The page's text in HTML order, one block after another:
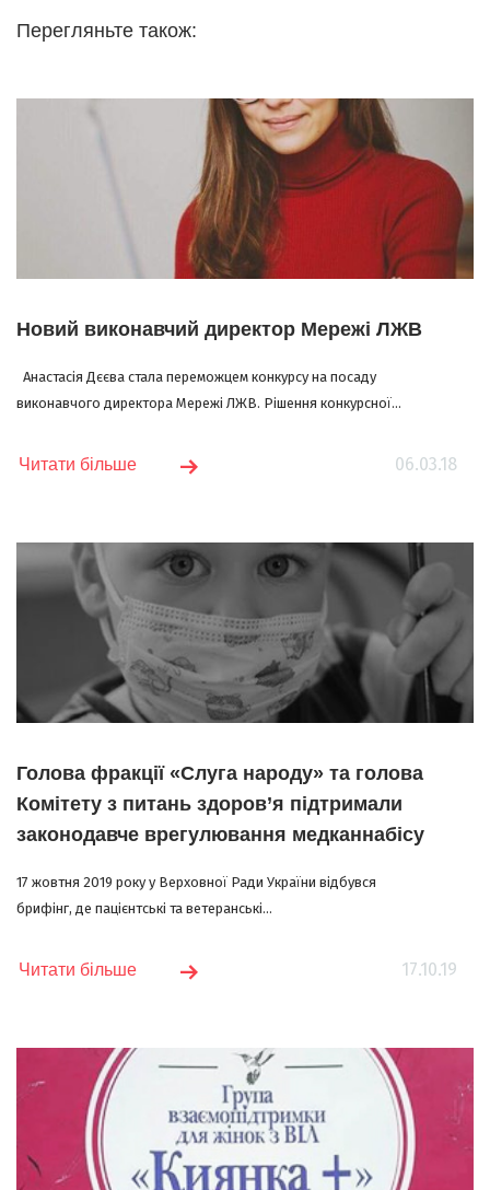
Перегляньте також:
Новий виконавчий директор Мережі ЛЖВ
Анастасія Дєєва стала переможцем конкурсу на посаду
виконавчого директора Мережі ЛЖВ. Рішення конкурсної...
06.03.18
Читати більше
Голова фракції «Слуга народу» та голова
Комітету з питань здоров’я підтримали
законодавче врегулювання медканнабісу
17 жовтня 2019 року у Верховної Ради України відбувся
брифінг, де пацієнтські та ветеранські...
17.10.19
Читати більше